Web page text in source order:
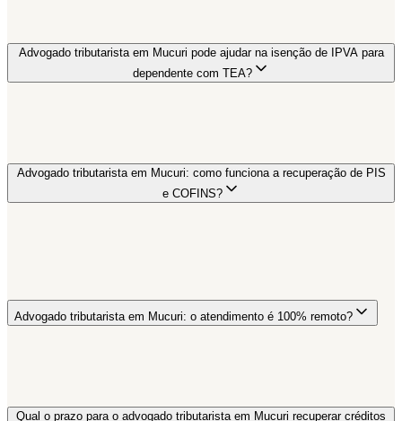
Advogado tributarista em Mucuri pode ajudar na isenção de IPVA para
dependente com TEA?
Advogado tributarista em Mucuri: como funciona a recuperação de PIS
e COFINS?
Advogado tributarista em Mucuri: o atendimento é 100% remoto?
Qual o prazo para o advogado tributarista em Mucuri recuperar créditos